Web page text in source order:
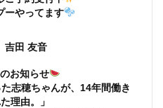
ーやってます
吉田 友音
お知らせ
志穂ちゃんが、14年間働き
理由。」